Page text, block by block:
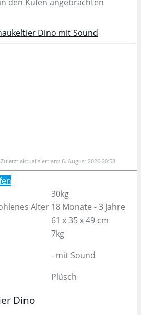
Dino mit Sound
Zuletzt aktualisiert am: 6. August 2026 20:58
30kg
Alter 18 Monate - 3 Jahre
61 x 35 x 49 cm
7kg
- mit Sound
Plüsch
Dino